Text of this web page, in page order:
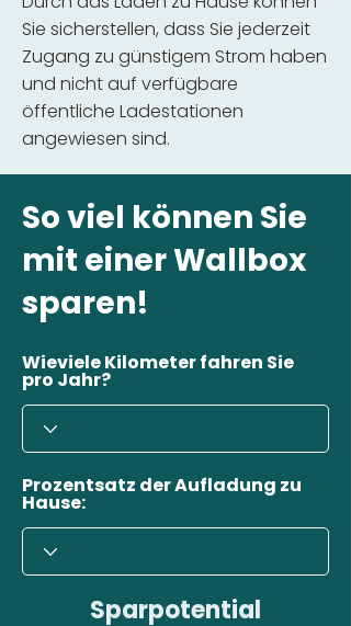
Sie sicherstellen, dass Sie jederzeit
Zugang zu günstigem Strom haben
und nicht auf verfügbare
öffentliche Ladestationen
angewiesen sind.
So viel können Sie
mit einer Wallbox
sparen!
Wieviele Kilometer fahren Sie
pro Jahr?
Prozentsatz der Aufladung zu
Hause:
Sparpotential